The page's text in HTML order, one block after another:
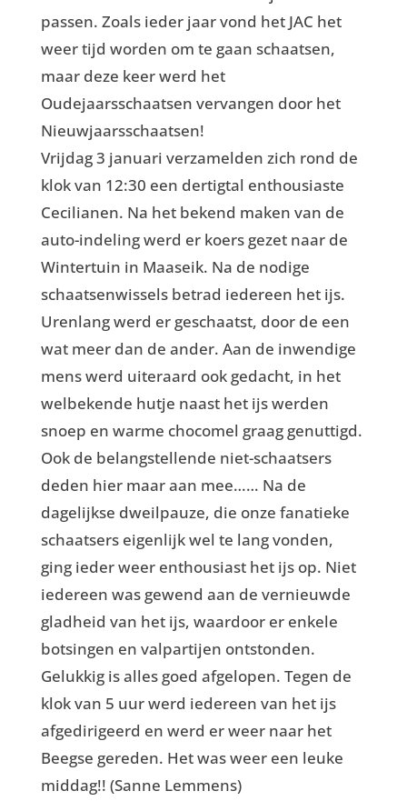
passen. Zoals ieder jaar vond het JAC het
weer tijd worden om te gaan schaatsen,
maar deze keer werd het
Oudejaarsschaatsen vervangen door het
Nieuwjaarsschaatsen!
Vrijdag 3 januari verzamelden zich rond de
klok van 12:30 een dertigtal enthousiaste
Cecilianen. Na het bekend maken van de
auto-indeling werd er koers gezet naar de
Wintertuin in Maaseik. Na de nodige
schaatsenwissels betrad iedereen het ijs.
Urenlang werd er geschaatst, door de een
wat meer dan de ander. Aan de inwendige
mens werd uiteraard ook gedacht, in het
welbekende hutje naast het ijs werden
snoep en warme chocomel graag genuttigd.
Ook de belangstellende niet-schaatsers
deden hier maar aan mee…… Na de
dagelijkse dweilpauze, die onze fanatieke
schaatsers eigenlijk wel te lang vonden,
ging ieder weer enthousiast het ijs op. Niet
iedereen was gewend aan de vernieuwde
gladheid van het ijs, waardoor er enkele
botsingen en valpartijen ontstonden.
Gelukkig is alles goed afgelopen. Tegen de
klok van 5 uur werd iedereen van het ijs
afgedirigeerd en werd er weer naar het
Beegse gereden. Het was weer een leuke
middag!! (Sanne Lemmens)